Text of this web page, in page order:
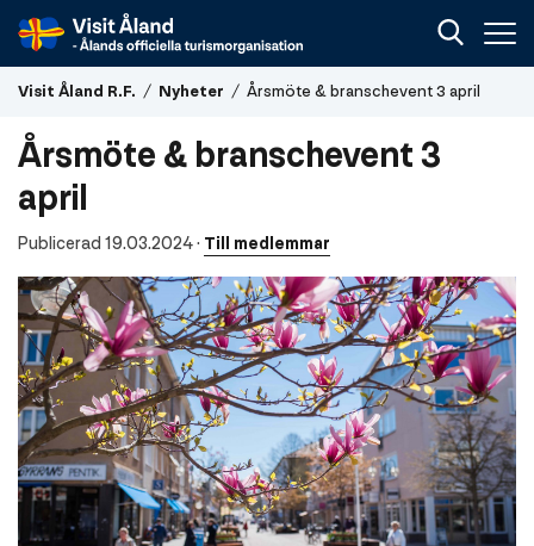
Visit
Åland
Visit Åland R.F. / Nyheter / Årsmöte & branschevent 3 april
Årsmöte & branschevent 3
april
Publicerad 19.03.2024· Till medlemmar